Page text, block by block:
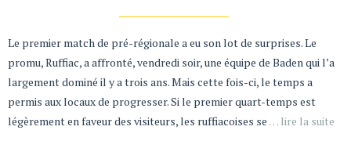
Le premier match de pré-régionale a eu son lot de surprises. Le
promu, Ruffiac, a affronté, vendredi soir, une équipe de Baden qui l’a
largement dominé il y a trois ans. Mais cette fois-ci, le temps a
permis aux locaux de progresser. Si le premier quart-temps est
légèrement en faveur des visiteurs, les ruffiacoises se … lire la suite